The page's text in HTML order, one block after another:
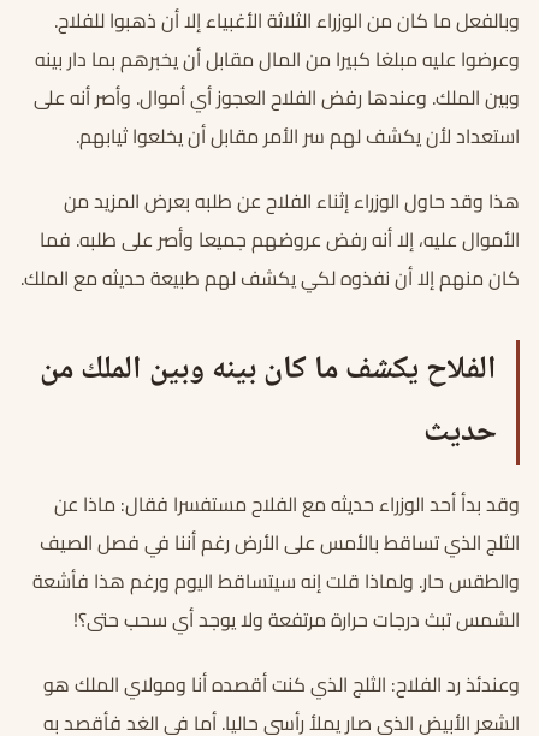
وبالفعل ما كان من الوزراء الثلاثة الأغبياء إلا أن ذهبوا للفلاح.
وعرضوا عليه مبلغا كبيرا من المال مقابل أن يخبرهم بما دار بينه
وبين الملك. وعندها رفض الفلاح العجوز أي أموال. وأصر أنه على
استعداد لأن يكشف لهم سر الأمر مقابل أن يخلعوا ثيابهم.
هذا وقد حاول الوزراء إثناء الفلاح عن طلبه بعرض المزيد من
الأموال عليه، إلا أنه رفض عروضهم جميعا وأصر على طلبه. فما
كان منهم إلا أن نفذوه لكي يكشف لهم طبيعة حديثه مع الملك.
الفلاح يكشف ما كان بينه وبين الملك من
حديث
وقد بدأ أحد الوزراء حديثه مع الفلاح مستفسرا فقال: ماذا عن
الثلج الذي تساقط بالأمس على الأرض رغم أننا في فصل الصيف
والطقس حار. ولماذا قلت إنه سيتساقط اليوم ورغم هذا فأشعة
الشمس تبث درجات حرارة مرتفعة ولا يوجد أي سحب حتى؟!
وعندئذ رد الفلاح: الثلج الذي كنت أقصده أنا ومولاي الملك هو
الشعر الأبيض الذي صار يملأ رأسي حاليا. أما في الغد فأقصد به